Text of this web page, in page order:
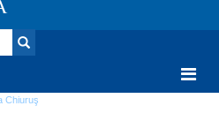
Chiuruş